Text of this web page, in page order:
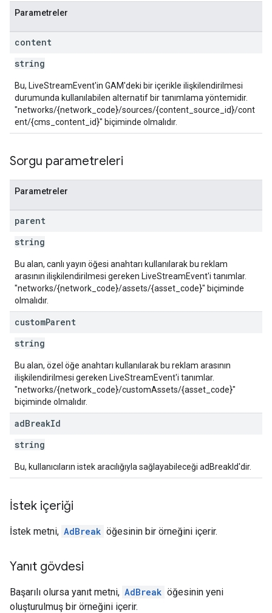
Parametreler
content
string
Bu, LiveStreamEvent'in GAM'deki bir içerikle ilişkilendirilmesi
durumunda kullanılabilen alternatif bir tanımlama yöntemidir.
"networks/{network_code}/sources/{content_source_id}/cont
ent/{cms_content_id}" biçiminde olmalıdır.
Sorgu parametreleri
Parametreler
parent
string
Bu alan, canlı yayın öğesi anahtarı kullanılarak bu reklam
arasının ilişkilendirilmesi gereken LiveStreamEvent'i tanımlar.
"networks/{network_code}/assets/{asset_code}" biçiminde
olmalıdır.
customParent
string
Bu alan, özel öğe anahtarı kullanılarak bu reklam arasının
ilişkilendirilmesi gereken LiveStreamEvent'i tanımlar.
"networks/{network_code}/customAssets/{asset_code}"
biçiminde olmalıdır.
adBreakId
string
Bu, kullanıcıların istek aracılığıyla sağlayabileceği adBreakId'dir.
İstek içeriği
İstek metni, AdBreak öğesinin bir örneğini içerir.
Yanıt gövdesi
Başarılı olursa yanıt metni, AdBreak öğesinin yeni
oluşturulmuş bir örneğini içerir.